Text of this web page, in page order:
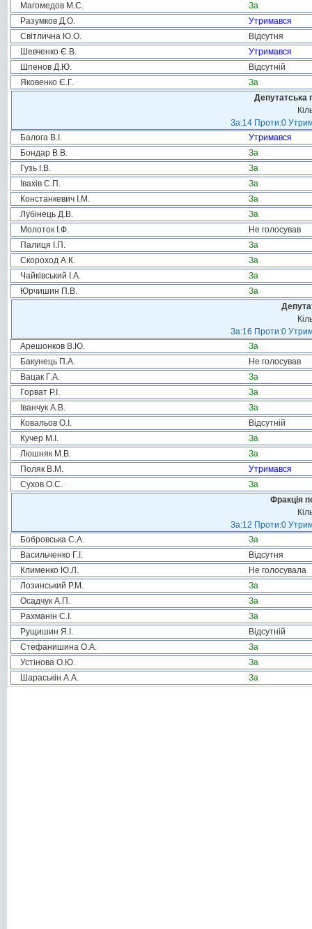
Магомедов М.С.
За
Разумков Д.О.
Утримався
Світлична Ю.О.
Відсутня
Шевченко Є.В.
Утримався
Шпенов Д.Ю.
Відсутній
Яковенко Є.Г.
За
Депутатська
За:14 Проти:0
Балога В.І.
Утримався
Бондар В.В.
За
Гузь І.В.
За
Івахів С.П.
За
Констанкевич І.М.
За
Лубінець Д.В.
За
Молоток І.Ф.
Не голосував
Палиця І.П.
За
Скороход А.К.
За
Чайківський І.А.
За
Юрчишин П.В.
За
За:16 Проти:0
Арешонков В.Ю.
За
Бакунець П.А.
Не голосував
Вацак Г.А.
За
Горват Р.І.
За
Іванчук А.В.
За
Ковальов О.І.
Відсутній
Кучер М.І.
За
Люшняк М.В.
За
Поляк В.М.
Утримався
Сухов О.С.
За
Фракція
За:12 Проти:0
Бобровська С.А.
За
Васильченко Г.І.
Відсутня
Клименко Ю.Л.
Не голосувала
Лозинський Р.М.
За
Осадчук А.П.
За
Рахманін С.І.
За
Рущишин Я.І.
Відсутній
Стефанишина О.А.
За
Устінова О.Ю.
За
Шараськін А.А.
За